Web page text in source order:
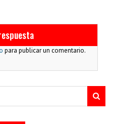
para publicar un comentario.